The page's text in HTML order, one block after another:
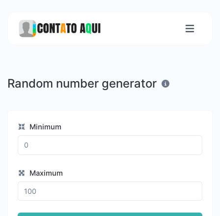
Random number generator
Minimum
Maximum